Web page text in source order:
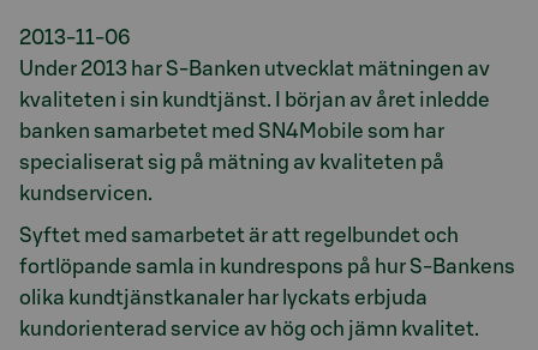
2013-11-06
Under 2013 har S-Banken utvecklat mätningen av
kvaliteten i sin kundtjänst. I början av året inledde
banken samarbetet med SN4Mobile som har
specialiserat sig på mätning av kvaliteten på
kundservicen.
Syftet med samarbetet är att regelbundet och
fortlöpande samla in kundrespons på hur S-Bankens
olika kundtjänstkanaler har lyckats erbjuda
kundorienterad service av hög och jämn kvalitet.